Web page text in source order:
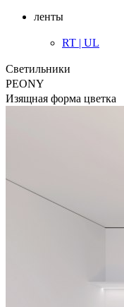
ленты
RT | UL
Светильники
PEONY
Изящная форма цветка